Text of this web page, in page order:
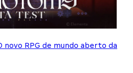
novo RPG de mundo aberto da